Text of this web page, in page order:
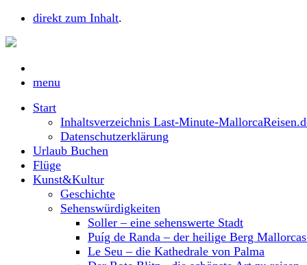
direkt zum Inhalt.
menu
Start
Inhaltsverzeichnis Last-Minute-
Datenschutzerklärung
Urlaub Buchen
Flüge
Kunst&Kultur
Geschichte
Sehenswürdigkeiten
Soller – eine sehenswerte Stadt
Puíg de Randa – der heilige Berg
Le Seu – die Kathedrale von Palma